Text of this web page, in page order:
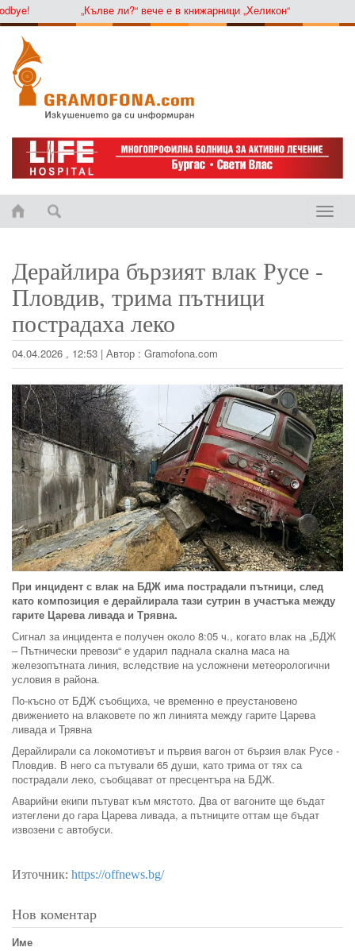
„Кълве ли?“ вече е в книжарници „Хеликон“
Toggle
Дерайлира бързият влак Русе -
Пловдив, трима пътници
пострадаха леко
04.04.2026 , 12:53 | Автор : Gramofona.com
При инцидент с влак на БДЖ има пострадали пътници, след
като композиция е дерайлирала тази сутрин в участъка между
гарите Царева ливада и Трявна.
Сигнал за инцидента е получен около 8:05 ч., когато влак на „БДЖ
– Пътнически превози“ е ударил паднала скална маса на
железопътната линия, вследствие на усложнени метеорологични
условия в района.
По-късно от БДЖ съобщиха, че временно е преустановено
движението на влаковете по жп линията между гарите Царева
ливада и Трявна
Дерайлирали са локомотивът и първия вагон от бързия влак Русе -
Пловдив. В него са пътували 65 души, като трима от тях са
пострадали леко, съобщават от пресцентъра на БДЖ.
Аварийни екипи пътуват към мястото. Два от вагоните ще бъдат
изтеглени до гара Царева ливада, а пътниците оттам ще бъдат
извозени с автобуси.
Източник: https://offnews.bg/
Нов коментар
Име